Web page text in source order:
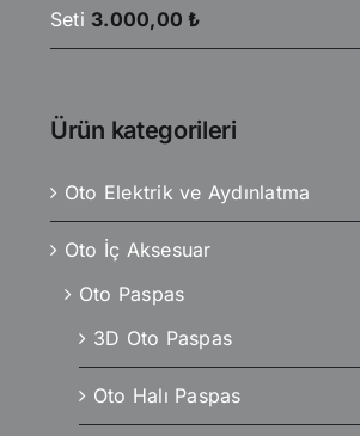
Seti 3.000,00 ₺
Ürün kategorileri
Oto Elektrik ve Aydınlatma
Oto İç Aksesuar
Oto Paspas
3D Oto Paspas
Oto Halı Paspas